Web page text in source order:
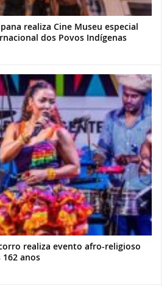
realiza Cine Museu especial
dos Povos Indígenas
realiza evento afro-religioso
anos